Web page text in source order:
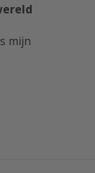
mijn